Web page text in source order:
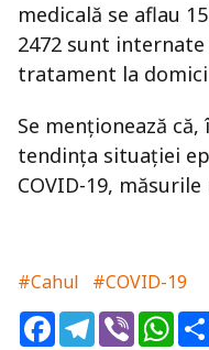
medicală se aflau
2472 sunt
tratament la
Se menționează
tendința situației
COVID-19,
#Cahul
#COVID-19
FacebookTelegram
Viber